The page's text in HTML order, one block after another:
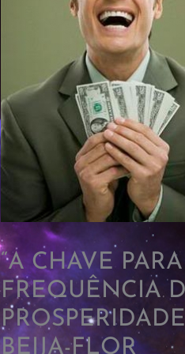
“A CHAVE
FREQUÊNCIA
BEIJA-FLOR